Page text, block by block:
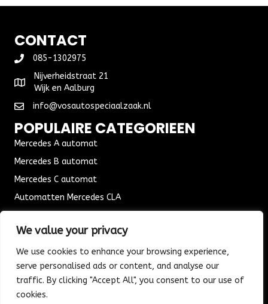
We value your privacy
We use cookies to enhance your browsing experience,
serve personalised ads or content, and analyse our
traffic. By clicking "Accept All", you consent to our use of
cookies.
CONTACT
085-1302975
Nijverheidstraat 21
Wijk en Aalburg
info@vosautospeciaalzaak.nl
POPULAIRE CATEGORIEEN
Mercedes A automat
Mercedes B automat
Mercedes C automat
Automatten Mercedes CLA
ALGEMENE VOORWAARDEN
Algemene voorwaarden
Verzending & Bezorging
Retouren & Ruilen